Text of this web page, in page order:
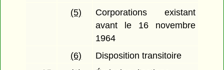
(5)
Corporations existant
avant le 16 novembre
1964
(6)
Disposition transitoire